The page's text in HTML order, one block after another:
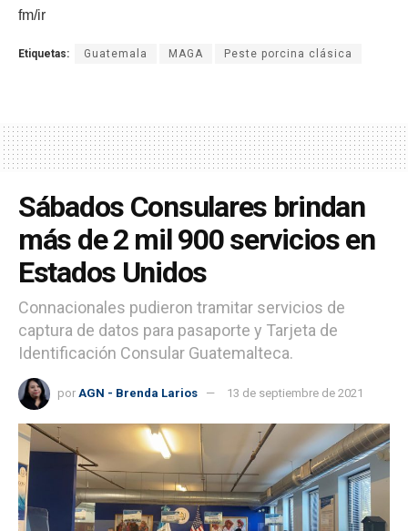
fm/ir
Etiquetas: Guatemala MAGA Peste porcina clásica
Sábados Consulares brindan
más de 2 mil 900 servicios en
Estados Unidos
Connacionales pudieron tramitar servicios de
captura de datos para pasaporte y Tarjeta de
Identificación Consular Guatemalteca.
por AGN - Brenda Larios 13 de septiembre de 2021